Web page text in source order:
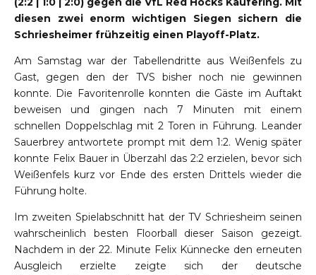
diesen zwei enorm wichtigen Siegen sichern die
Schriesheimer frühzeitig einen Playoff-Platz.
Am Samstag war der Tabellendritte aus Weißenfels zu
Gast, gegen den der TVS bisher noch nie gewinnen
konnte. Die Favoritenrolle konnten die Gäste im Auftakt
beweisen und gingen nach 7 Minuten mit einem
schnellen Doppelschlag mit 2 Toren in Führung. Leander
Sauerbrey antwortete prompt mit dem 1:2. Wenig später
konnte Felix Bauer in Überzahl das 2:2 erzielen, bevor sich
Weißenfels kurz vor Ende des ersten Drittels wieder die
Führung holte.
Im zweiten Spielabschnitt hat der TV Schriesheim seinen
wahrscheinlich besten Floorball dieser Saison gezeigt.
Nachdem in der 22. Minute Felix Künnecke den erneuten
Ausgleich erzielte zeigte sich der deutsche